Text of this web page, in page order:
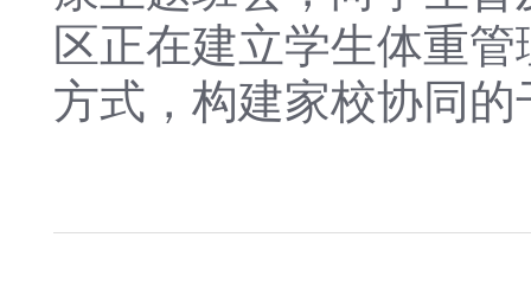
区正在建立学生体重
方式，构建家校协同